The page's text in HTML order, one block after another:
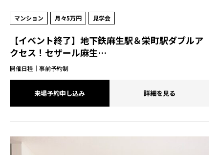
マンション 月々5万円 見学会
【イベント終了】地下鉄麻生駅＆栄町駅ダブルア
クセス！セザール麻生…
開催日程｜事前予約制
来場予約申し込み 詳細を見る